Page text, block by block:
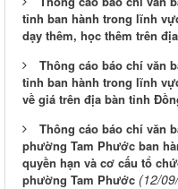
tỉnh ban hành trong lĩnh
dạy thêm, học thêm trên
Thông cáo báo chí văn
tỉnh ban hành trong lĩnh
về giá trên địa bàn tỉnh
Thông cáo báo chí văn
phường Tam Phước ban
quyền hạn và cơ cấu tổ
phường Tam Phước (12/